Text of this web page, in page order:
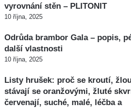
vyrovnání stěn – PLITONIT
10 října, 2025
Odrůda brambor Gala – popis,
další vlastnosti
10 října, 2025
Listy hrušek: proč se kroutí,
stávají se oranžovými, žluté
červenají, suché, malé, léčba a